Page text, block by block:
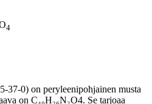
4
37-0) on peryleenipohjainen musta
on C₄₀H₂₆N₂O4. Se tarjoaa